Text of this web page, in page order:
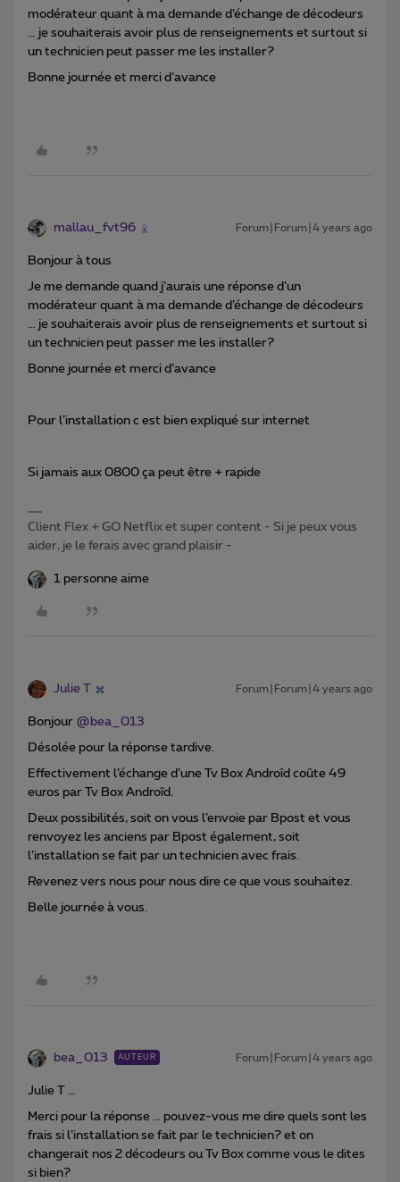
modérateur quant à ma demande d’échange de décodeurs
… je souhaiterais avoir plus de renseignements et surtout si
un technicien peut passer me les installer?
Bonne journée et merci d’avance
mallau_fvt96 Forum|Forum|4 years ago
Bonjour à tous
Je me demande quand j’aurais une réponse d’un
modérateur quant à ma demande d’échange de décodeurs
… je souhaiterais avoir plus de renseignements et surtout si
un technicien peut passer me les installer?
Bonne journée et merci d’avance
Pour l’installation c est bien expliqué sur internet
Si jamais aux 0800 ça peut être + rapide
Client Flex + GO Netflix et super content - Si je peux vous
aider, je le ferais avec grand plaisir -
1 personne aime
Julie T Forum|Forum|4 years ago
Bonjour @bea_013
Désolée pour la réponse tardive.
Effectivement l’échange d’une Tv Box Androîd coûte 49
euros par Tv Box Androîd.
Deux possibilités, soit on vous l’envoie par Bpost et vous
renvoyez les anciens par Bpost également, soit
l’installation se fait par un technicien avec frais.
Revenez vers nous pour nous dire ce que vous souhaitez.
Belle journée à vous.
bea_013 AUTEUR Forum|Forum|4 years ago
Julie T …
Merci pour la réponse … pouvez-vous me dire quels sont les
frais si l’installation se fait par le technicien? et on
changerait nos 2 décodeurs ou Tv Box comme vous le dites
si bien?